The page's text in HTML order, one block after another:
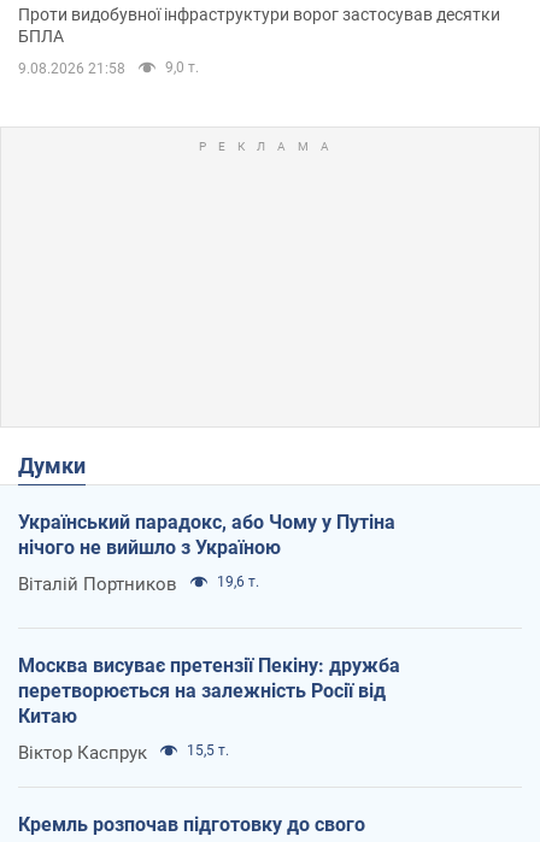
Проти видобувної інфраструктури ворог застосував десятки
БПЛА
9.08.2026 21:58 9,0 т.
Думки
Український парадокс, або Чому у Путіна
нічого не вийшло з Україною
Віталій Портников 19,6 т.
Москва висуває претензії Пекіну: дружба
перетворюється на залежність Росії від
Китаю
Віктор Каспрук 15,5 т.
Кремль розпочав підготовку до свого